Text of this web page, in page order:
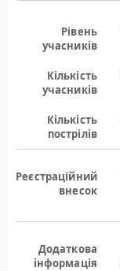
Рівень
учасників
Кількість
учасників
Кількість
пострілів
Реєстраційний
внесок
Додаткова
інформація